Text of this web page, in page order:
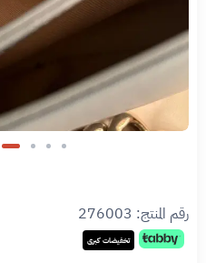
رقم المنتج: 276003
تخفيضات كبرى